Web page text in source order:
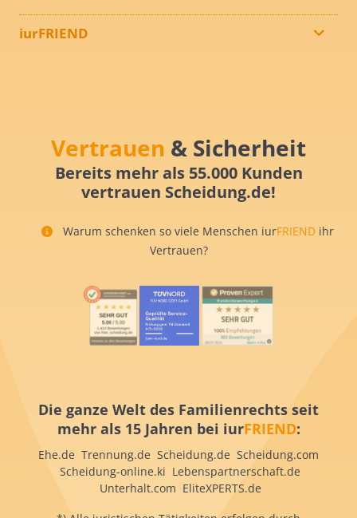
iurFRIEND
Vertrauen & Sicherheit
Bereits mehr als 55.000 Kunden
vertrauen Scheidung.de!
Warum schenken so viele Menschen iurFRIEND ihr
Vertrauen?
Die ganze Welt des Familienrechts seit
mehr als 15 Jahren bei iurFRIEND:
Ehe.de Trennung.de Scheidung.de Scheidung.com
Scheidung-online.ki Lebenspartnerschaft.de
Unterhalt.com EliteXPERTS.de